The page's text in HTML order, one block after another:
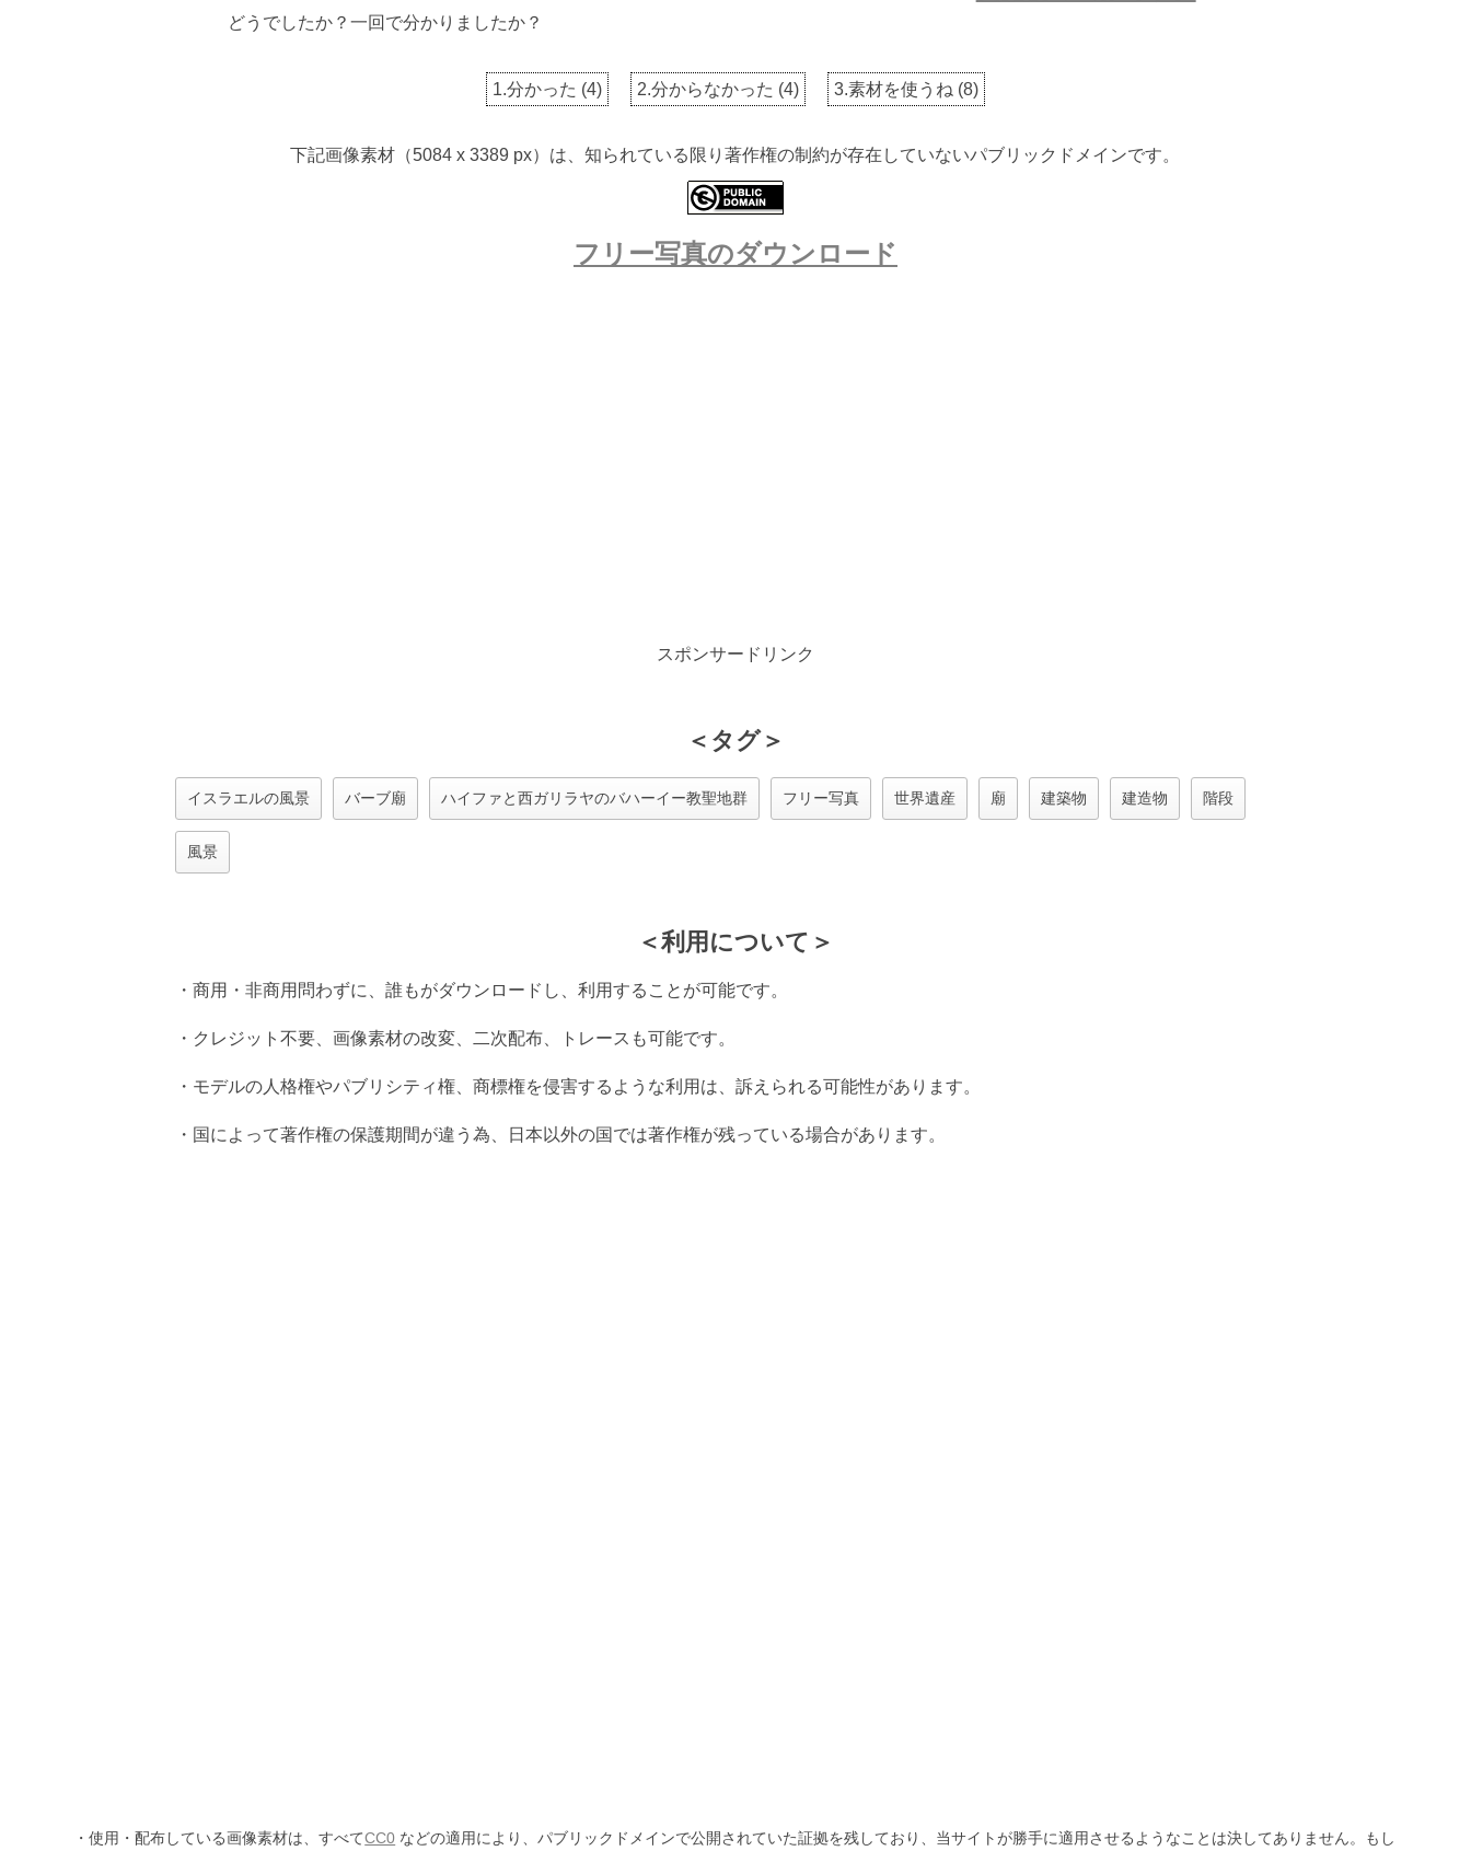
どうでしたか？一回で分かりましたか？
1.分かった (4) 2.分からなかった (4) 3.素材を使うね (8)
下記画像素材（5084 x 3389 px）は、知られている限り著作権の制約が存在していないパブリックドメインです。
フリー写真のダウンロード
スポンサードリンク
＜タグ＞
イスラエルの風景 バーブ廟 ハイファと西ガリラヤのバハーイー教聖地群 フリー写真 世界遺産 廟 建築物 建造物 階段
風景
＜利用について＞
・商用・非商用問わずに、誰もがダウンロードし、利用することが可能です。
・クレジット不要、画像素材の改変、二次配布、トレースも可能です。
・モデルの人格権やパブリシティ権、商標権を侵害するような利用は、訴えられる可能性があります。
・国によって著作権の保護期間が違う為、日本以外の国では著作権が残っている場合があります。
・使用・配布している画像素材は、すべてCC0 などの適用により、パブリックドメインで公開されていた証拠を残しており、当サイトが勝手に適用させるようなことは決してありません。もし